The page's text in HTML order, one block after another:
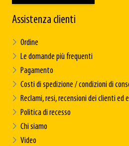
Assistenza clienti
Ordine
Le domande più frequenti
Pagamento
Costi di spedizione / condizioni di
Reclami, resi, recensioni dei clienti ed
Politica di recesso
Chi siamo
Video